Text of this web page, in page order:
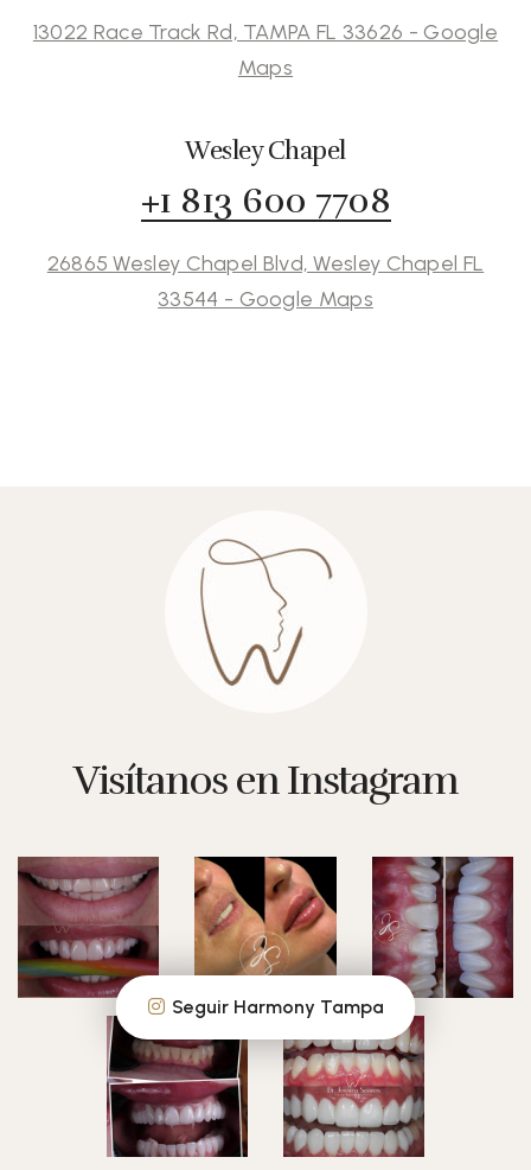
13022 Race Track Rd, TAMPA FL 33626 - Google
Maps
Wesley Chapel
+1 813 600 7708
26865 Wesley Chapel Blvd, Wesley Chapel FL
33544 - Google Maps
Visítanos en Instagram
Seguir Harmony Tampa